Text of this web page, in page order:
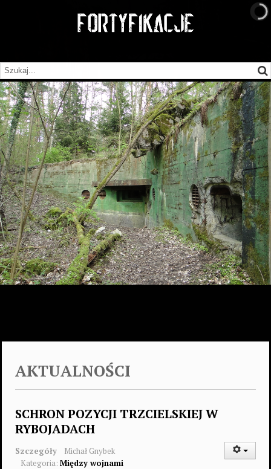
AKTUALNOŚCI
SCHRON POZYCJI TRZCIELSKIEJ W
RYBOJADACH
Szczegóły
Michał Gnybek
Kategoria: Między wojnami